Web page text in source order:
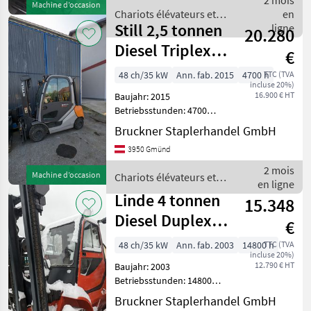
Machine d’occasion
liefern Österreic
Chariots élévateurs et
techniques de stockage /
Mitsubishi
en
ligne
Machine d’occasion
Still 2,5 tonnen
Diesel Triplex&
Seitenschieber,
20.280
€
TTC (TVA
incluse 20%)
16.900 € HT
48 ch/35 kW Ann. fab. 2015
4700 h
Baujahr: 2015
Betriebsstunden: 4700
Hubkraft: 2500 kg Hubhöhe:
4800 mm Mast: Triplex
Antrieb: Diesel 2, 5 tonnen
liefern Österrei
Bruckner Staplerhandel GmbH
3950 Gmünd
Chariots élévateurs et
techniques de stockage /
Still
2 mois
en ligne
Linde 4 tonnen
Diesel Duplex&
Seitenschieber,
Ka
15.348
€
TTC (TVA
incluse 20%)
12.790 € HT
48 ch/35 kW Ann. fab. 2003
14800 h
Baujahr: 2003
Betriebsstunden: 14800
Hubkraft: 4000 kg Hubhöhe:
3800 mm Mast: Duplex
Bruckner Staplerhandel GmbH